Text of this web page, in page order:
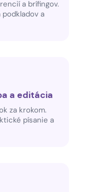
a brífingov.
podkladov a
a editácia
za krokom.
písanie a